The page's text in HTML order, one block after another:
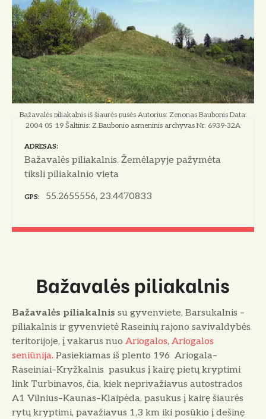
Bažavalės piliakalnis iš šiaurės pusės Autorius: Zenonas Baubonis Data:
2004 05 19 Šaltinis: Z.Baubonio asmeninis archyvas Nr. 6939-32A
ADRESAS
Bažavalės piliakalnis. Žemėlapyje pažymėta
tiksli piliakalnio vieta
GPS 55.2655556, 23.4470833
Bažavalės piliakalnis
Bažavalės piliakalnis su gyvenviete, Barsukalnis –
piliakalnis ir gyvenvietė Raseinių rajono savivaldybės
teritorijoje, į vakarus nuo Ariogalos, Ariogalos
seniūnija. Pasiekiamas iš plento 196 Ariogala–
Raseiniai–Kryžkalnis pasukus į kairę pietų kryptimi
link Turbinavos, čia, kiek neprivažiavus autostrados
A1 Vilnius–Kaunas–Klaipėda, pasukus į kairę šiaurės
rytų kryptimi, pavažiavus 1,3 km iki posūkio į dešinę